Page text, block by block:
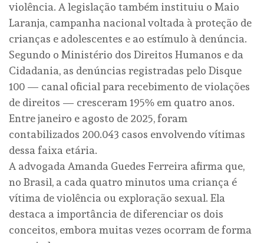
violência. A legislação também instituiu o Maio
Laranja, campanha nacional voltada à proteção de
crianças e adolescentes e ao estímulo à denúncia.
Segundo o Ministério dos Direitos Humanos e da
Cidadania, as denúncias registradas pelo Disque
100 — canal oficial para recebimento de violações
de direitos — cresceram 195% em quatro anos.
Entre janeiro e agosto de 2025, foram
contabilizados 200.043 casos envolvendo vítimas
dessa faixa etária.
A advogada Amanda Guedes Ferreira afirma que,
no Brasil, a cada quatro minutos uma criança é
vítima de violência ou exploração sexual. Ela
destaca a importância de diferenciar os dois
conceitos, embora muitas vezes ocorram de forma